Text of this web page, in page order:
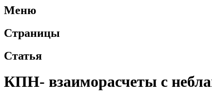
Меню
Страницы
Статья
КПН- взаиморасчеты с